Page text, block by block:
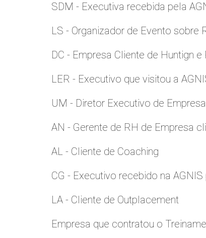
SDM - Executiva recebida pela
LS - Organizador de Evento sobre
DC - Empresa Cliente de Huntign e
LER - Executivo que visitou a
UM - Diretor Executivo de
AN - Gerente de RH de Empresa
AL - Cliente de Coaching
CG - Executivo recebido na
LA - Cliente de Outplacement
Empresa que contratou o